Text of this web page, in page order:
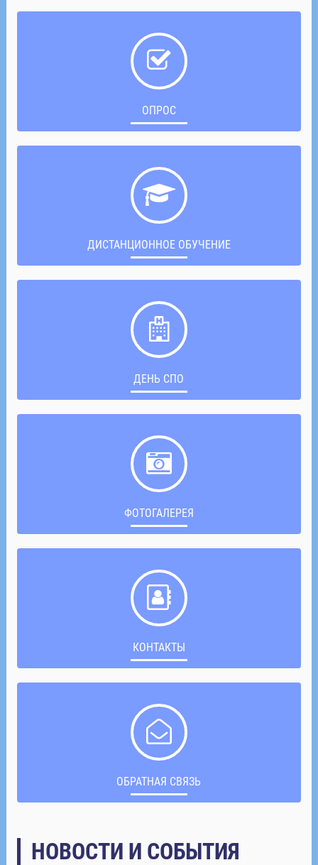
ОПРОС
ДИСТАНЦИОННОЕ ОБУЧЕНИЕ
ДЕНЬ СПО
ФОТОГАЛЕРЕЯ
КОНТАКТЫ
ОБРАТНАЯ СВЯЗЬ
НОВОСТИ И СОБЫТИЯ